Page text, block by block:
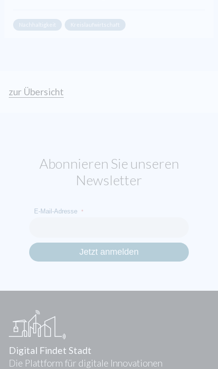
Nachhaltigkeit Kreislaufwirtschaft
zur Übersicht
Abonnieren Sie unseren
Newsletter
E-Mail-Adresse *
Digital Findet Stadt
Die Plattform für digitale Innovationen